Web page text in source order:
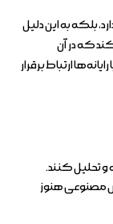
بلکه به این دلیل
که در آن
ارتباط برقرار
و تحلیل کنند.
مصنوعی هنوز